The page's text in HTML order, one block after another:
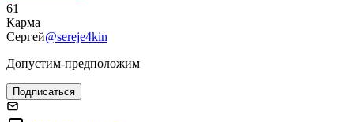
61
Карма
Сергей@sereje4kin
Допустим-предположим
Подписаться